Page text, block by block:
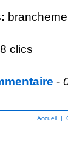
8 clics
-
Accueil |